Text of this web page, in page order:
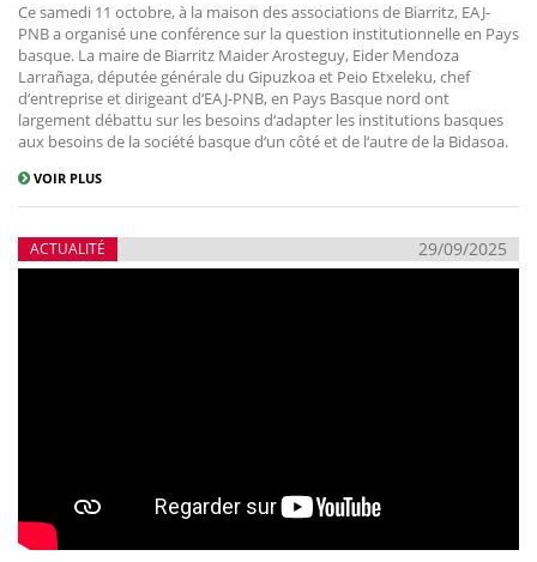
Ce samedi 11 octobre, à la maison des associations de Biarritz, EAJ-
PNB a organisé une conférence sur la question institutionnelle en Pays
basque. La maire de Biarritz Maider Arosteguy, Eider Mendoza
Larrañaga, députée générale du Gipuzkoa et Peio Etxeleku, chef
d‘entreprise et dirigeant d‘EAJ-PNB, en Pays Basque nord ont
largement débattu sur les besoins d‘adapter les institutions basques
aux besoins de la société basque d‘un côté et de l‘autre de la Bidasoa.
VOIR PLUS
ACTUALITÉ 29/09/2025